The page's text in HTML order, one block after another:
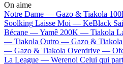
On aime
Notre Dame — Gazo & Tiakola
Soolking Laisse Moi — KeBlack
Bécane —Yamê 200K — Tiakola
— Tiakola Outro — Gazo & Tiakola
— Gazo & Tiakola Overdrive —
La League — Werenoi Celui qui